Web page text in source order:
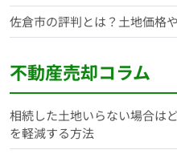
佐倉市の評判とは？土地価格
不動産売却コラム
相続した土地いらない場合は
を軽減する方法